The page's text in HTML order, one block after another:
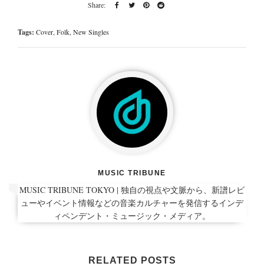
Tags: Cover,Folk,New Singles
MUSIC TRIBUNE
MUSIC TRIBUNE TOKYO | 独自の視点や文脈から、新譜レビ
ューやイベント情報などの音楽カルチャーを発信するインデ
ィペンデント・ミュージック・メディア。
RELATED POSTS